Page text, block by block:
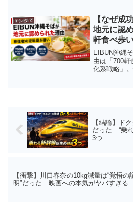
エンタメ
【なぜ成
地元に認
軒食べ歩
EIBUN沖縄
由は「700軒
化系戦略」
【結論】ド
だった…“乗
3つ
【衝撃】川口春奈の10kg減量は“覚悟の
明”だった…映画への本気がヤバすぎる